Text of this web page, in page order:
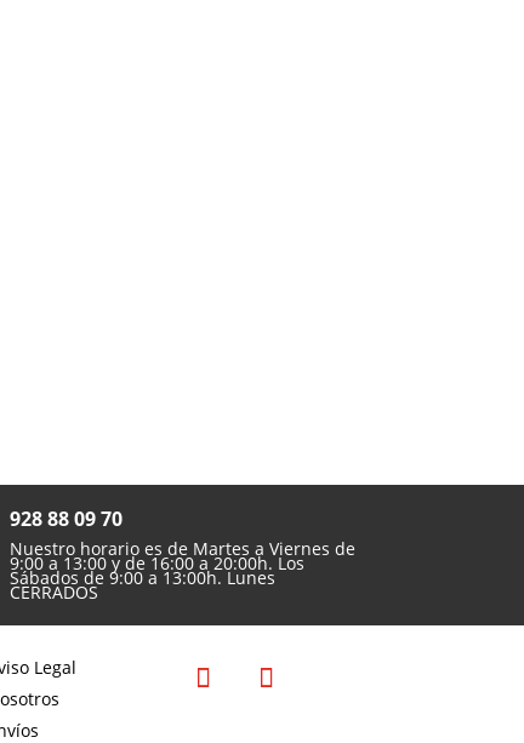
928 88 09 70
Nuestro horario es de Martes a Viernes de
9:00 a 13:00 y de 16:00 a 20:00h. Los
Sábados de 9:00 a 13:00h. Lunes
CERRADOS
Legal